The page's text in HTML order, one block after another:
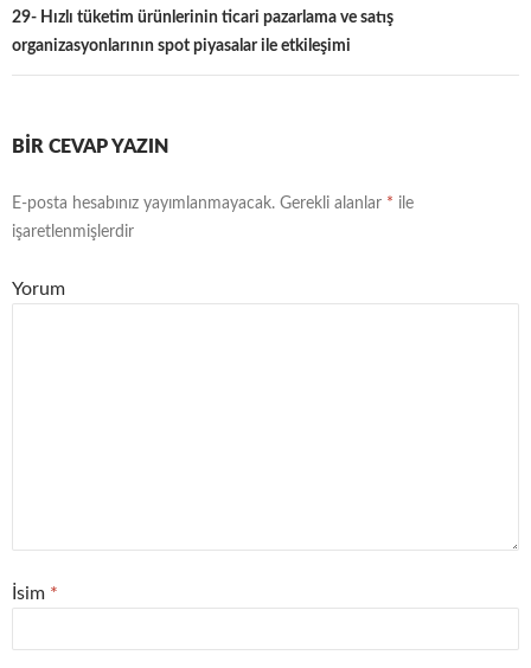
29- Hızlı tüketim ürünlerinin ticari pazarlama ve satış
organizasyonlarının spot piyasalar ile etkileşimi
BIR CEVAP YAZIN
E-posta hesabınız yayımlanmayacak. Gerekli alanlar * ile
işaretlenmişlerdir
Yorum
İsim *